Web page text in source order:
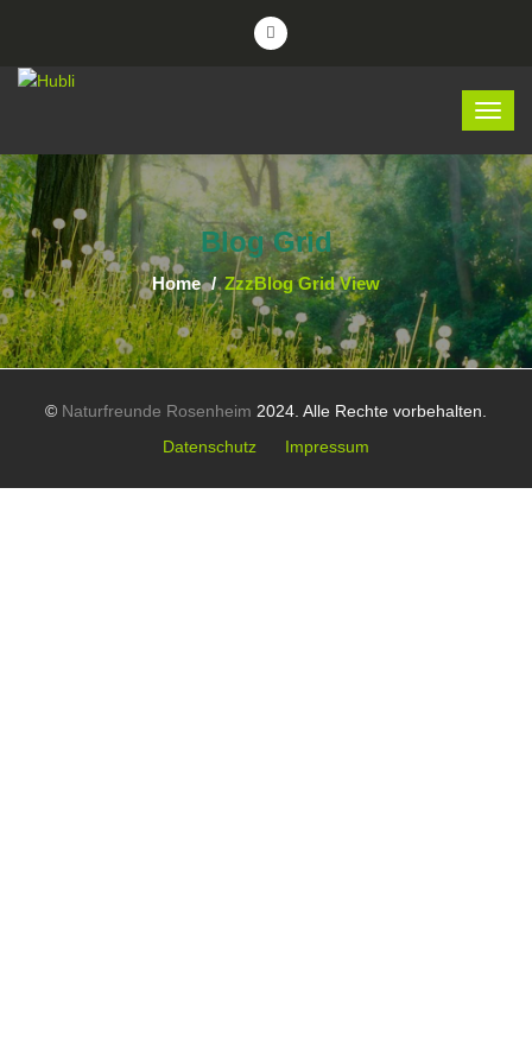
Blog Grid
Home ZzzBlog Grid View
© Naturfreunde Rosenheim 2024. Alle Rechte vorbehalten.
Datenschutz
Impressum